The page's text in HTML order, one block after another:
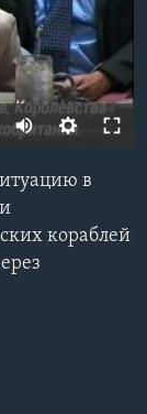
в
кораблей